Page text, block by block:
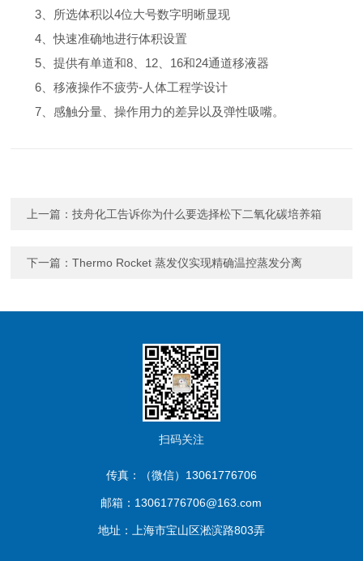
3、所选体积以4位大号数字明晰显现
4、快速准确地进行体积设置
5、提供有单道和8、12、16和24通道移液器
6、移液操作不疲劳-人体工程学设计
7、感触分量、操作用力的差异以及弹性吸嘴。
上一篇：技舟化工告诉你为什么要选择松下二氧化碳培养箱
下一篇：Thermo Rocket 蒸发仪实现精确温控蒸发分离
扫码关注
传真：（微信）13061776706
邮箱：13061776706@163.com
地址：上海市宝山区淞滨路803弄